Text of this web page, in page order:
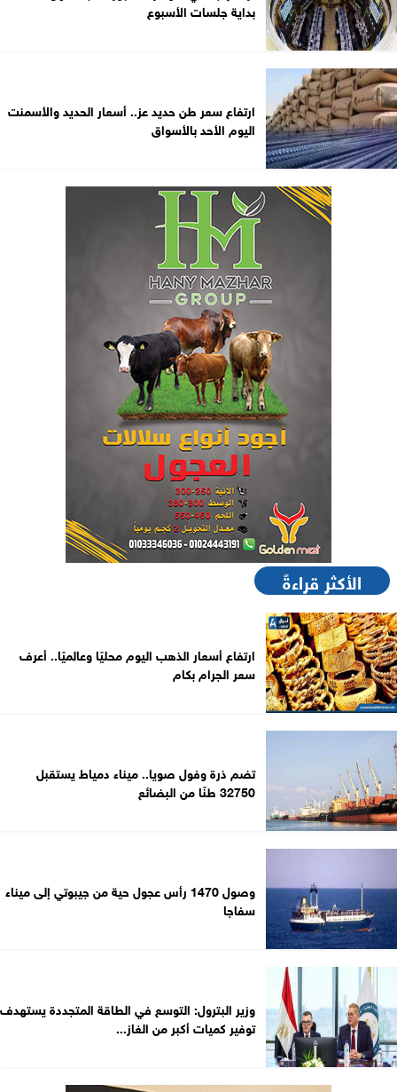
بداية جلسات الأسبوع
ارتفاع سعر طن حديد عز.. أسعار الحديد والأسمنت
اليوم الأحد بالأسواق
الأكثر قراءةً
ارتفاع أسعار الذهب اليوم محليًا وعالميًا.. أعرف
سعر الجرام بكام
تضم ذرة وفول صويا.. ميناء دمياط يستقبل
32750 طنًا من البضائع
وصول 1470 رأس عجول حية من جيبوتي إلى ميناء
سفاجا
وزير البترول: التوسع في الطاقة المتجددة يستهدف
توفير كميات أكبر من الغاز...